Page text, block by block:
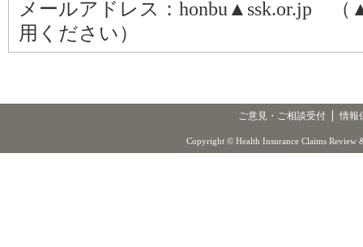
メールアドレス：honbu▲ssk.or.jp （
用ください）
ご意見・ご相談受付 情報
Copyright © Health Insurance Claims Review